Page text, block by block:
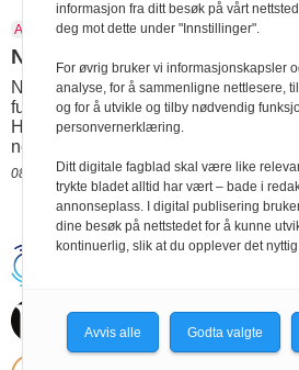
Atlas-alliansen Bistand Egenandel NAD
Nå blir solidariteten dyrere
Norad skjerper kravet til egenandel
funksjonshemmedes
Handikapforbundet alene må ut med
neste år.
08.11.2016 21:15
informasjon fra ditt besøk på vårt
deg mot dette under "Innstillinger".
For øvrig bruker vi informasjonskapsler
analyse, for å sammenligne nettlesere,
og for å utvikle og tilby nødvendig
personvernerklæring.
Ditt digitale fagblad skal være like
trykte bladet alltid har vært – bade i
annonseplass. I digital publisering
dine besøk på nettstedet for å kunne
kontinuerlig, slik at du opplever det
Avvis alle Godta valgte